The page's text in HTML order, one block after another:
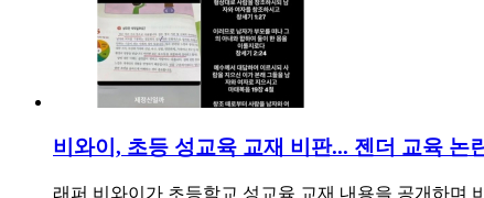
비와이, 초등 성교육 교재 비판... 젠더 교육 논
래퍼 비와이가 초등학교 성교육 교재 내용을 공개하며